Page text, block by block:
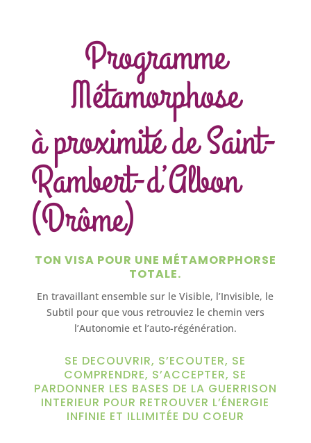
Programme
Métamorphose
à proximité de Saint-
Rambert-d’Albon
(Drôme)
TON VISA POUR UNE MÉTAMORPHORSE
TOTALE.
En travaillant ensemble sur le Visible, l’Invisible, le
Subtil pour que vous retrouviez le chemin vers
l’Autonomie et l’auto-régénération.
SE DECOUVRIR, S’ECOUTER, SE
COMPRENDRE, S’ACCEPTER, SE
PARDONNER LES BASES DE LA GUERRISON
INTERIEUR POUR RETROUVER L’ÉNERGIE
INFINIE ET ILLIMITÉE DU COEUR